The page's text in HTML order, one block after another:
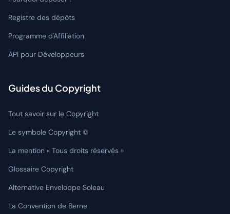
Registre des dépôts
Programme d'Affiliation
API pour Développeurs
Guides du Copyright
Tout savoir sur le Copyright
Le symbole Copyright ©
La mention « Tous droits réservés »
Glossaire Copyright
Alternative Enveloppe Soleau
La Convention de Berne